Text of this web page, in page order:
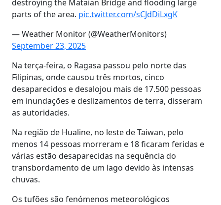
destroying the Mataian Bridge and flooding large
parts of the area. pic.twitter.com/sCJdDiLxgK
— Weather Monitor (@WeatherMonitors)
September 23, 2025
Na terça-feira, o Ragasa passou pelo norte das
Filipinas, onde causou três mortos, cinco
desaparecidos e desalojou mais de 17.500 pessoas
em inundações e deslizamentos de terra, disseram
as autoridades.
Na região de Hualine, no leste de Taiwan, pelo
menos 14 pessoas morreram e 18 ficaram feridas e
várias estão desaparecidas na sequência do
transbordamento de um lago devido às intensas
chuvas.
Os tufões são fenómenos meteorológicos